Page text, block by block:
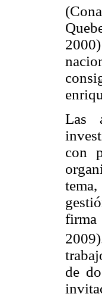
Las
con
firma
de